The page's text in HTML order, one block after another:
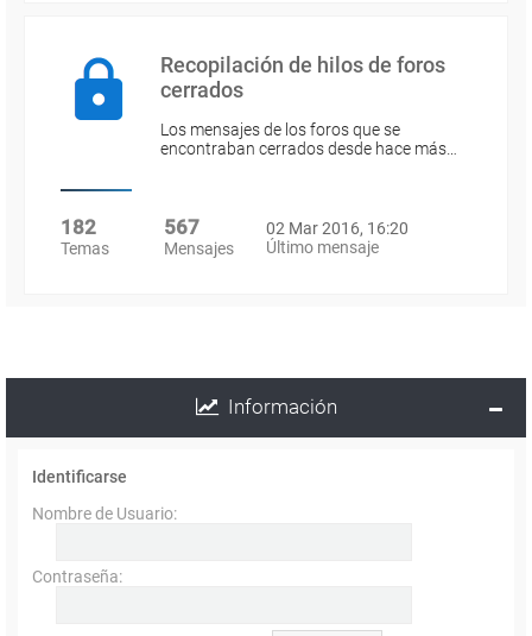
Recopilación de hilos de foros
cerrados
Los mensajes de los foros que se
encontraban cerrados desde hace más…
182
Temas
567
Mensajes
02 Mar 2016, 16:20
Último mensaje
Información
Identificarse
Nombre de Usuario:
Contraseña: